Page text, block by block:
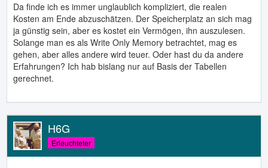
Da finde ich es immer unglaublich kompliziert, die realen
Kosten am Ende abzuschätzen. Der Speicherplatz an sich mag
ja günstig sein, aber es kostet ein Vermögen, ihn auszulesen.
Solange man es als Write Only Memory betrachtet, mag es
gehen, aber alles andere wird teuer. Oder hast du da andere
Erfahrungen? Ich hab bislang nur auf Basis der Tabellen
gerechnet.
H6G
Erleuchteter